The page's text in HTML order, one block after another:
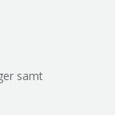
samt